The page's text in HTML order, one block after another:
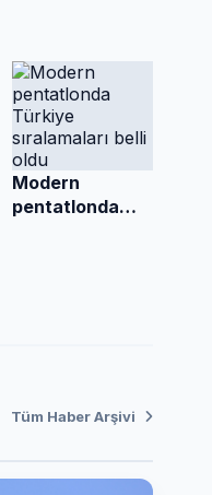
Modern
pentatlonda
Tüm Haber Arşivi